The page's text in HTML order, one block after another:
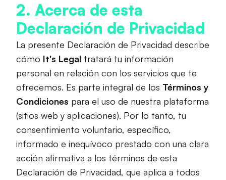
2. Acerca de esta
Declaración de Privacidad
La presente Declaración de Privacidad describe
cómo It's Legal tratará tu información
personal en relación con los servicios que te
ofrecemos. Es parte integral de los Términos y
Condiciones para el uso de nuestra plataforma
(sitios web y aplicaciones). Por lo tanto, tu
consentimiento voluntario, específico,
informado e inequívoco prestado con una clara
acción afirmativa a los términos de esta
Declaración de Privacidad, que aplica a todos